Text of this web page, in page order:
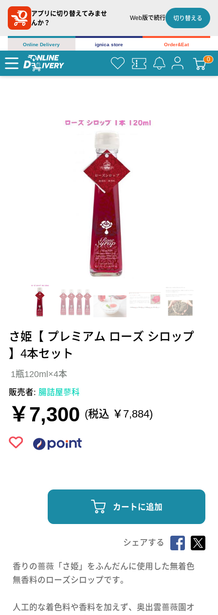
アプリに切り替えてみませ
んか？
Web版で続行 切り替える
Online Delivery ignica store Order&Eat
さ姫【 プレミアム ローズ シロップ
】4本セット
1瓶120ml×4本
販売者: 腸詰屋蓼科
￥7,300 (税込 ￥7,884)
カートに追加
シェアする
香りの薔薇「さ姫」をふんだんに使用した無着色
無香料のローズシロップです。
人工的な着色料や香料を加えず、奥出雲薔薇園オ